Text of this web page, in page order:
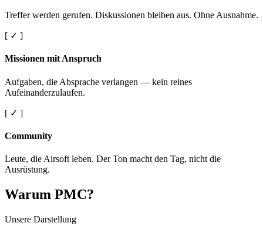
Treffer werden gerufen. Diskussionen bleiben aus. Ohne Ausnahme.
[ ✓ ]
Missionen mit Anspruch
Aufgaben, die Absprache verlangen — kein reines
Aufeinanderzulaufen.
[ ✓ ]
Community
Leute, die Airsoft leben. Der Ton macht den Tag, nicht die
Ausrüstung.
Warum PMC?
Unsere Darstellung